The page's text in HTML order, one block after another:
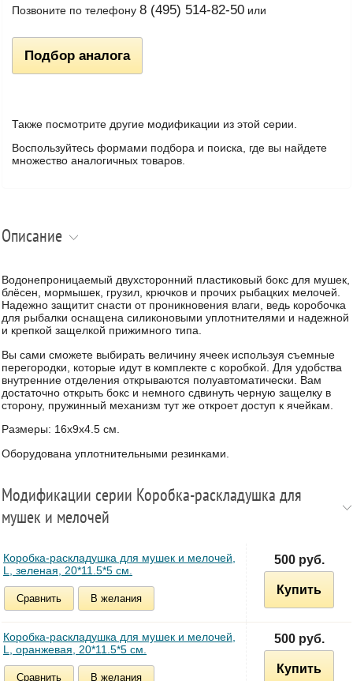
Позвоните по телефону 8 (495) 514-82-50 или
Подбор аналога
Также посмотрите другие модификации из этой серии.
Воспользуйтесь формами подбора и поиска, где вы найдете
множество аналогичных товаров.
Описание
Водонепроницаемый двухсторонний пластиковый бокс для мушек,
блёсен, мормышек, грузил, крючков и прочих рыбацких мелочей.
Надежно защитит снасти от проникновения влаги, ведь коробочка
для рыбалки оснащена силиконовыми уплотнителями и надежной
и крепкой защелкой прижимного типа.
Вы сами сможете выбирать величину ячеек используя съемные
перегородки, которые идут в комплекте с коробкой. Для удобства
внутренние отделения открываются полуавтоматически. Вам
достаточно открыть бокс и немного сдвинуть черную защелку в
сторону, пружинный механизм тут же откроет доступ к ячейкам.
Размеры: 16х9х4.5 см.
Оборудована уплотнительными резинками.
Модификации серии Коробка-раскладушка для
мушек и мелочей
Коробка-раскладушка для мушек и мелочей,
L, зеленая, 20*11.5*5 см.
Сравнить В желания
500 руб.
Купить
Коробка-раскладушка для мушек и мелочей,
L, оранжевая, 20*11.5*5 см.
Сравнить В желания
500 руб.
Купить